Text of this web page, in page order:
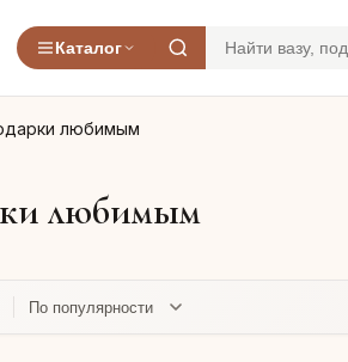
Каталог
любимым
любимым